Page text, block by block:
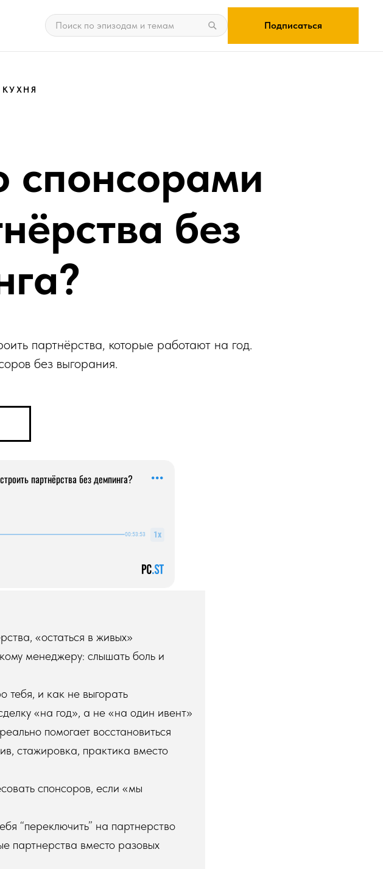
Подписаться
спонсорами
без
партнёрства, которые работают на год.
без выгорания.
«остаться в живых»
менеджеру: слышать боль и
тебя, и как не выгорать
«на год», а не «на один ивент»
помогает восстановиться
стажировка, практика вместо
спонсоров, если «мы
“переключить” на партнерство
партнерства вместо разовых